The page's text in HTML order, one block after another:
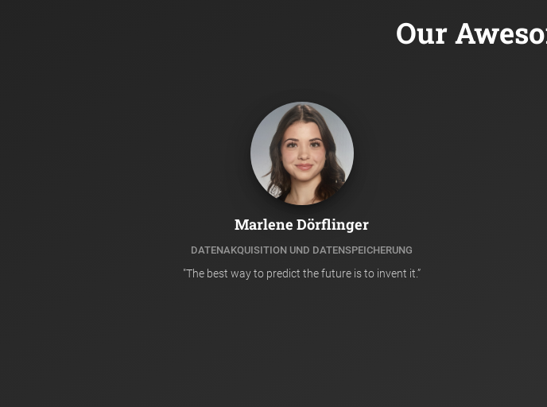
Our
Marlene Dörflinger
DATENAKQUISITION UND DATENSPEICHERUNG
"The best way to predict the future is to invent it.”